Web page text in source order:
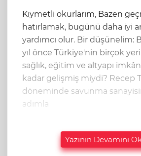
Kıymetli okurlarım, Bazen geçmişi
hatırlamak, bugünü daha iyi
yardımcı olur. Bir düşünelim: Bundan 20-25
yıl önce Türkiye'nin birçok
sağlık, eğitim ve altyapı
kadar gelişmiş miydi? Recep Tayyip Erdoğan
döneminde savunma
adımla
Yazının Devamını